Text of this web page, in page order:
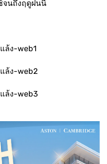
จนถึงฤดูฝนนี้